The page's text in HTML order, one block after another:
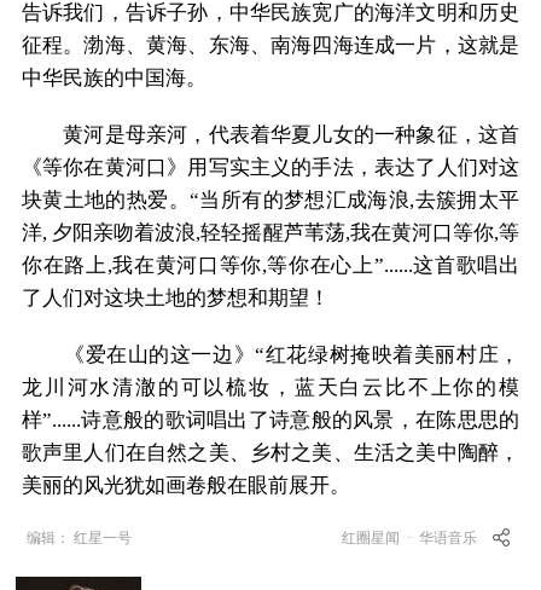
告诉我们，告诉子孙，中华民族宽广的海洋文明和历史
征程。渤海、黄海、东海、南海四海连成一片，这就是
中华民族的中国海。
黄河是母亲河，代表着华夏儿女的一种象征，这首
《等你在黄河口》用写实主义的手法，表达了人们对这
块黄土地的热爱。“当所有的梦想汇成海浪,去簇拥太平
洋, 夕阳亲吻着波浪,轻轻摇醒芦苇荡,我在黄河口等你,等
你在路上,我在黄河口等你,等你在心上”......这首歌唱出
了人们对这块土地的梦想和期望！
《爱在山的这一边》“红花绿树掩映着美丽村庄，
龙川河水清澈的可以梳妆，蓝天白云比不上你的模
样”......诗意般的歌词唱出了诗意般的风景，在陈思思的
歌声里人们在自然之美、乡村之美、生活之美中陶醉，
美丽的风光犹如画卷般在眼前展开。
编辑： 红星一号 红圈星闻 · 华语音乐